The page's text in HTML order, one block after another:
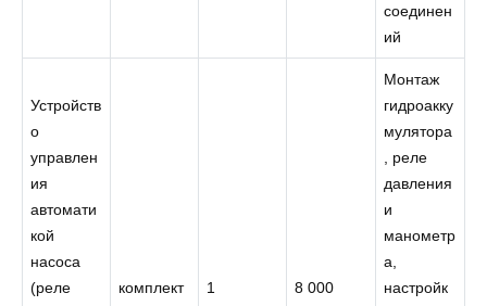
соединен
ий
Устройств
о
управлен
ия
автомати
кой
насоса
(реле
комплект 1 8 000
Монтаж
гидроакку
мулятора
, реле
давления
и
манометр
а,
настройк